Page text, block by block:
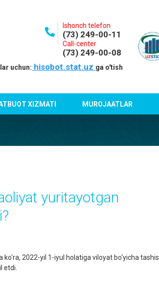
Ishonch telefon
(73) 249-00-11
Call-center
(73) 249-00-08
uchun: hisobot.stat.uz ga o'tish
XIZMATI MUROJAATLAR
yuritayotgan
2022-yil 1-iyul holatiga viloyat bo‘yicha
etdi.